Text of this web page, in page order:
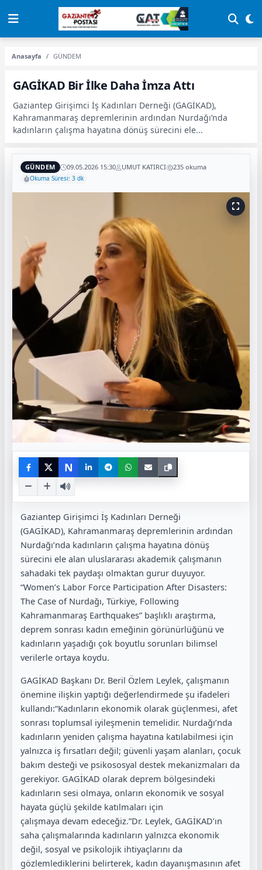
Anasayfa GÜNDEM
GAGİKAD Bir İlke Daha İmza Attı
Gaziantep Girişimci İş Kadınları Derneği (GAGİKAD),
Kahramanmaraş depremlerinin ardından Nurdağı’nda
kadınların çalışma hayatına dönüş sürecini ele...
GÜNDEM 09.05.2026 15:30 UMUT KATIRCI 235 okuma
Okuma Süresi: 3 dk
N
Gaziantep Girişimci İş Kadınları Derneği
(GAGİKAD), Kahramanmaraş depremlerinin ardından
Nurdağı’nda kadınların çalışma hayatına dönüş
sürecini ele alan uluslararası akademik çalışmanın
sahadaki tek paydaşı olmaktan gurur duyuyor.
“Women’s Labor Force Participation After Disasters:
The Case of Nurdağı, Türkiye, Following
Kahramanmaraş Earthquakes” başlıklı araştırma,
deprem sonrası kadın emeğinin görünürlüğünü ve
kadınların yaşadığı çok boyutlu sorunları bilimsel
verilerle ortaya koydu.
GAGİKAD Başkanı Dr. Beril Özlem Leylek, çalışmanın
önemine ilişkin yaptığı değerlendirmede şu ifadeleri
kullandı:“Kadınların ekonomik olarak güçlenmesi, afet
sonrası toplumsal iyileşmenin temelidir. Nurdağı’nda
kadınların yeniden çalışma hayatına katılabilmesi için
yalnızca iş fırsatları değil; güvenli yaşam alanları, çocuk
bakım desteği ve psikososyal destek mekanizmaları da
gerekiyor. GAGİKAD olarak deprem bölgesindeki
kadınların sesi olmaya, onların ekonomik ve sosyal
hayata güçlü şekilde katılmaları için
çalışmaya devam edeceğiz.”Dr. Leylek, GAGİKAD’ın
saha çalışmalarında kadınların yalnızca ekonomik
değil, sosyal ve psikolojik ihtiyaçlarını da
gözlemlediklerini belirterek, kadın dayanışmasının afet